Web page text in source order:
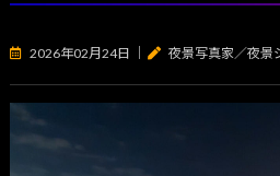
2026年02月24日 夜景写真家／夜